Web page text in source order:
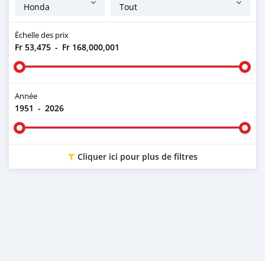
Échelle des prix
Fr 53,475 - Fr 168,000,001
Année
1951 - 2026
Cliquer ici pour plus de filtres